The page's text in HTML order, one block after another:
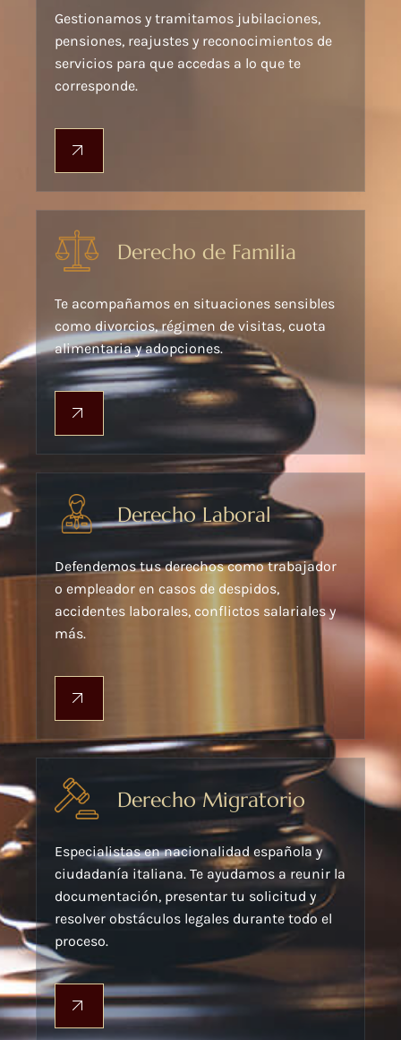
Gestionamos y tramitamos jubilaciones,
pensiones, reajustes y reconocimientos de
servicios para que accedas a lo que te
corresponde.
Derecho de Familia
Te acompañamos en situaciones sensibles
como divorcios, régimen de visitas, cuota
alimentaria y adopciones.
Derecho Laboral
Defendemos tus derechos como trabajador
o empleador en casos de despidos,
accidentes laborales, conflictos salariales y
más.
Derecho Migratorio
Especialistas en nacionalidad española y
ciudadanía italiana. Te ayudamos a reunir la
documentación, presentar tu solicitud y
resolver obstáculos legales durante todo el
proceso.